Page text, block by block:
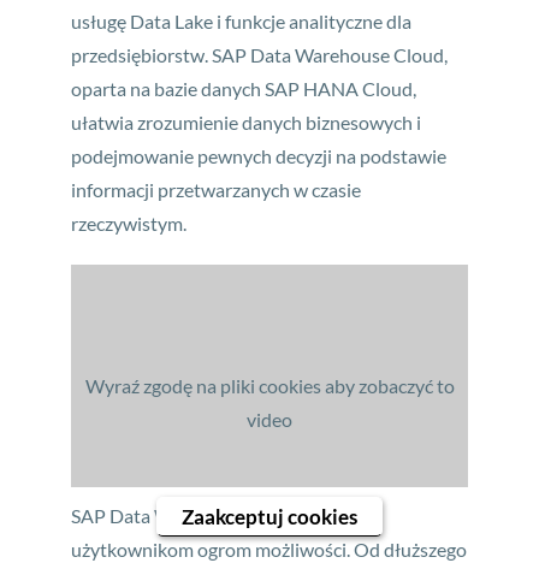
usługę Data Lake i funkcje analityczne dla
przedsiębiorstw. SAP Data Warehouse Cloud,
oparta na bazie danych SAP HANA Cloud,
ułatwia zrozumienie danych biznesowych i
podejmowanie pewnych decyzji na podstawie
informacji przetwarzanych w czasie
rzeczywistym.
Wyraź zgodę na pliki cookies aby zobaczyć to
video
Zaakceptuj cookies
SAP Data Warehouse Cloud oferuje
użytkownikom ogrom możliwości. Od dłuższego